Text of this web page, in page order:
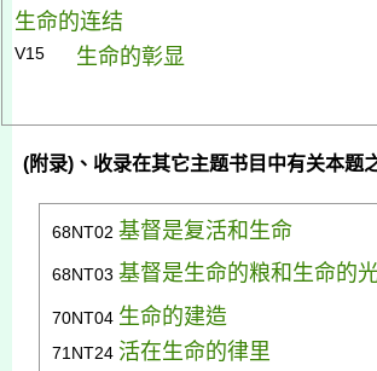
生命的连结
V15 生命的彰显
(附录) 、收录在其它主题书目中有关本题
68NT02 基督是复活和生命
68NT03 基督是生命的粮和生命的
70NT04 生命的建造
71NT24 活在生命的律里